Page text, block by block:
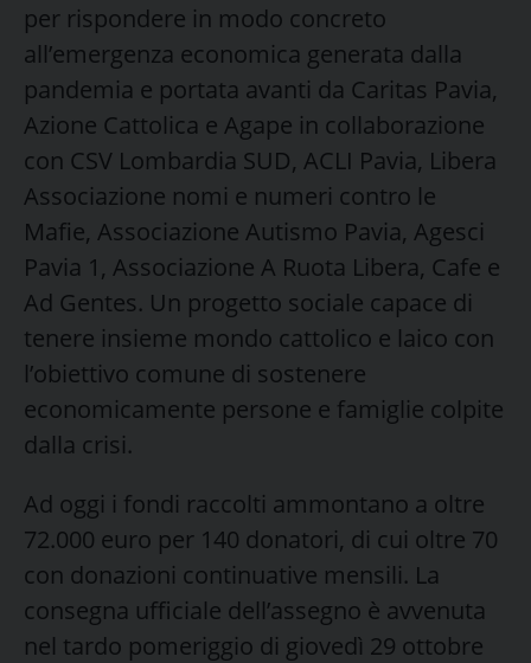
per rispondere in modo concreto
all’emergenza economica generata dalla
pandemia e portata avanti da Caritas Pavia,
Azione Cattolica e Agape in collaborazione
con CSV Lombardia SUD, ACLI Pavia, Libera
Associazione nomi e numeri contro le
Mafie, Associazione Autismo Pavia, Agesci
Pavia 1, Associazione A Ruota Libera, Cafe e
Ad Gentes. Un progetto sociale capace di
tenere insieme mondo cattolico e laico con
l’obiettivo comune di sostenere
economicamente persone e famiglie colpite
dalla crisi.
Ad oggi i fondi raccolti ammontano a oltre
72.000 euro per 140 donatori, di cui oltre 70
con donazioni continuative mensili. La
consegna ufficiale dell’assegno è avvenuta
nel tardo pomeriggio di giovedì 29 ottobre